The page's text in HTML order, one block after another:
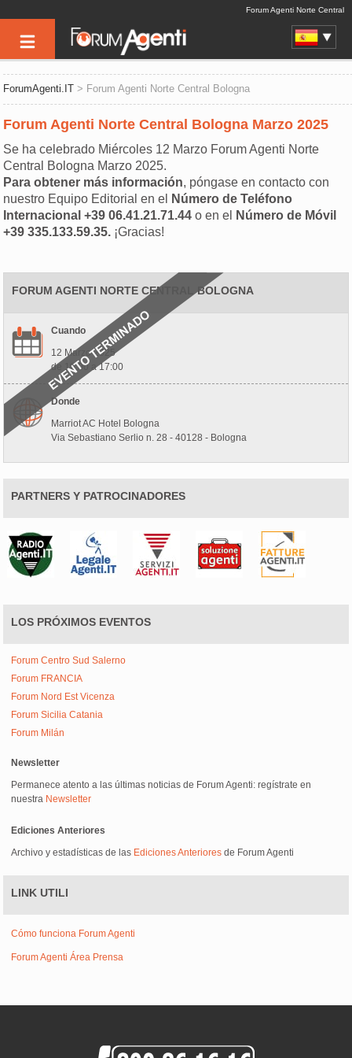
Forum Agenti Norte Central
ForumAgenti.IT > Forum Agenti Norte Central Bologna
Forum Agenti Norte Central Bologna Marzo 2025
Se ha celebrado Miércoles 12 Marzo Forum Agenti Norte
Central Bologna Marzo 2025.
Para obtener más información, póngase en contacto con
nuestro Equipo Editorial en el
Número de Teléfono
Internacional +39 06.41.21.71.44 o en el
Número de Móvil
+39 335.133.59.35. ¡Gracias!
FORUM AGENTI NORTE CENTRAL BOLOGNA
Cuando
12 Marzo 2025
de 10:00 a 17:00
Donde
Marriot AC Hotel Bologna
Via Sebastiano Serlio n. 28 - 40128 - Bologna
PARTNERS Y PATROCINADORES
LOS PRÓXIMOS EVENTOS
Forum Centro Sud Salerno
Forum FRANCIA
Forum Nord Est Vicenza
Forum Sicilia Catania
Forum Milán
Newsletter
Permanece atento a las últimas noticias de Forum Agenti: regístrate en
nuestra Newsletter
Ediciones Anteriores
Archivo y estadísticas de las Ediciones Anteriores de Forum Agenti
LINK UTILI
Cómo funciona Forum Agenti
Forum Agenti Área Prensa